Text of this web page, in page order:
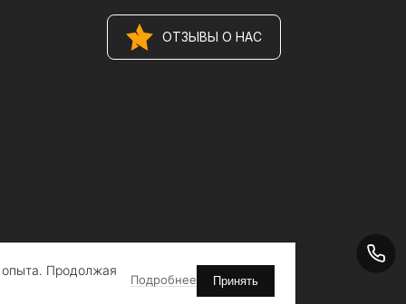
ОТЗЫВЫ О НАС
опыта. Продолжая
Подробнее Принять